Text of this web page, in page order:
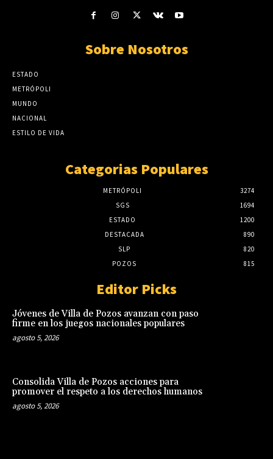
Sobre Nosotros
ESTADO
METRÓPOLI
MUNDO
NACIONAL
ESTILO DE VIDA
Categorias Populares
METRÓPOLI
3274
SGS
1694
ESTADO
1200
DESTACADA
890
SLP
820
POZOS
815
Editor Picks
Jóvenes de Villa de Pozos avanzan con paso
firme en los juegos nacionales populares
agosto 5, 2026
Consolida Villa de Pozos acciones para
promover el respeto a los derechos humanos
agosto 5, 2026